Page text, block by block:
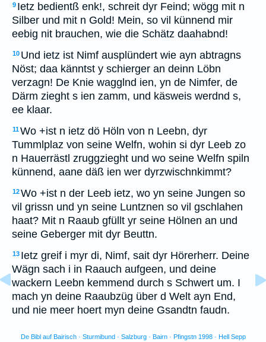
9 Ietz bedientß enk!, schreit dyr Feind; wögg mit n
Silber und mit n Gold! Mein, so vil künnend mir
eebig nit brauchen, wie die Schätz daahabnd!
10 Und ietz ist Nimf ausplündert wie ayn abtragns
Nöst; daa känntst y schierger an deinn Löbn
verzagn! De Knie wagglnd ien, yn de Nimfer, de
Därm zieght s ien zamm, und käsweis werdnd s,
ee klaar.
11Wo +ist n ietz dö Höln von n Leebn, dyr
Tummlplaz von seine Welfn, wohin si dyr Leeb zo
n Hauerrästl zruggzieght und wo seine Welfn spiln
künnend, aane däß ien wer dyrzwischnkimmt?
12Wo +ist n der Leeb ietz, wo yn seine Jungen so
vil grissn und yn seine Luntznen so vil gschlahen
haat? Mit n Raaub gfüllt yr seine Hölnen an und
seine Geberger mit dyr Beuttn.
13 Ietz greif i myr di, Nimf, sait dyr Hörerherr. Deine
Wägn sach i in Raauch aufgeen, und deine
wackern Leebn kemmend durch s Schwert um. I
mach yn deine Raaubzüg über d Welt ayn End,
und nie meer hoert myn deine Gsandtn faudn.
De Bibl auf Bairisch · Sturmibund · Salzburg · Bairn · Pfingstn 1998 · Hell Sepp